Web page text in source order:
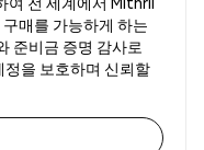
매를 가능하게 하는
준비금 증명 감사로
을 보호하며 신뢰할